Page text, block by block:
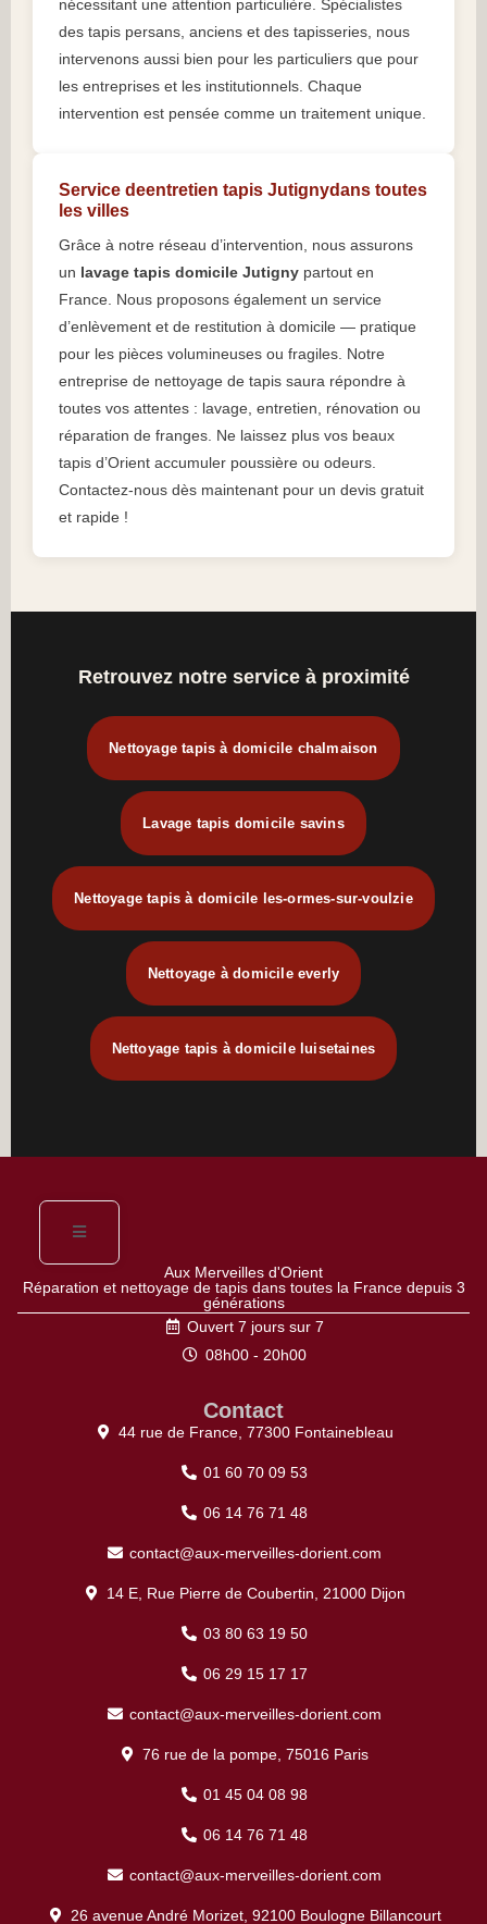
nécessitant une attention particulière. Spécialistes
des tapis persans, anciens et des tapisseries, nous
intervenons aussi bien pour les particuliers que pour
les entreprises et les institutionnels. Chaque
intervention est pensée comme un traitement unique.
Service deentretien tapis Jutignydans toutes
les villes
Grâce à notre réseau d’intervention, nous assurons
un lavage tapis domicile Jutigny partout en
France. Nous proposons également un service
d’enlèvement et de restitution à domicile — pratique
pour les pièces volumineuses ou fragiles. Notre
entreprise de nettoyage de tapis saura répondre à
toutes vos attentes : lavage, entretien, rénovation ou
réparation de franges. Ne laissez plus vos beaux
tapis d’Orient accumuler poussière ou odeurs.
Contactez-nous dès maintenant pour un devis gratuit
et rapide !
Retrouvez notre service à proximité
Nettoyage tapis à domicile chalmaison
Lavage tapis domicile savins
Nettoyage tapis à domicile les-ormes-sur-voulzie
Nettoyage à domicile everly
Nettoyage tapis à domicile luisetaines
Aux Merveilles d'Orient
Réparation et nettoyage de tapis dans toutes la France depuis 3
générations
Ouvert 7 jours sur 7
08h00 - 20h00
Contact
44 rue de France, 77300 Fontainebleau
01 60 70 09 53
06 14 76 71 48
contact@aux-merveilles-dorient.com
14 E, Rue Pierre de Coubertin, 21000 Dijon
03 80 63 19 50
06 29 15 17 17
contact@aux-merveilles-dorient.com
76 rue de la pompe, 75016 Paris
01 45 04 08 98
06 14 76 71 48
contact@aux-merveilles-dorient.com
26 avenue André Morizet, 92100 Boulogne Billancourt